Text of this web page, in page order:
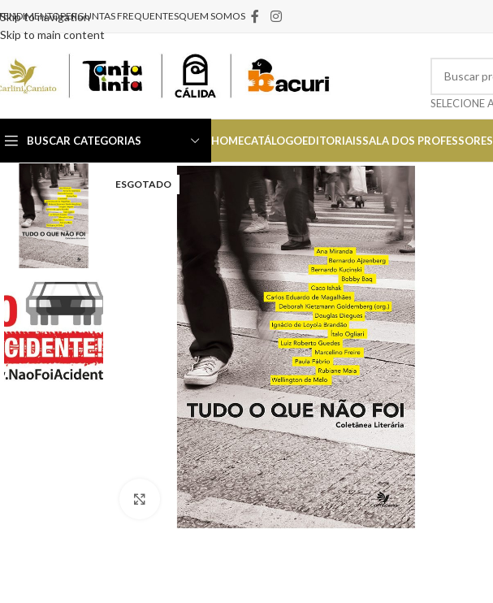
Skip to navigation
Skip to main content
PERGUNTAS FREQUENTESQUEM SOMOS
BUSCAR CATEGORIAS HOMECATÁLOGOEDITORIAISSALA DOS PROFESSORES
ESGOTADO
Clique para ampliar